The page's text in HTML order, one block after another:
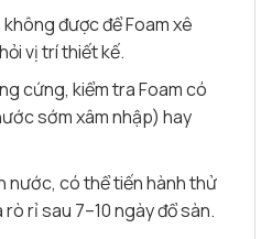
được để Foam xê
vị trí thiết kế.
cứng, kiểm tra Foam có
sớm xâm nhập) hay
nước, có thể tiến hành thử
rỉ sau 7–10 ngày đổ sàn.